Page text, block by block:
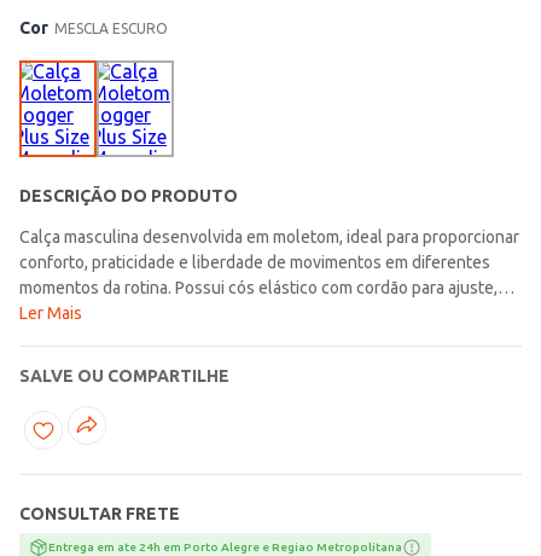
Cor MESCLA ESCURO
DESCRIÇÃO DO PRODUTO
Calça masculina desenvolvida em moletom, ideal para proporcionar
conforto, praticidade e liberdade de movimentos em diferentes
momentos da rotina. Possui cós elástico com cordão para ajuste,
bolsos frontais e posterior funcionais, modelagem jogger e
facilita as combinações e faz dela uma ótima escolha para
composições casuais com bem-estar e funcionalidade. Uma opção
confortável para acompanhar a rotina com leveza, estilo e
Ler Mais
SALVE OU COMPARTILHE
CONSULTAR FRETE
Entrega em ate 24h em Porto Alegre e Regiao Metropolitana